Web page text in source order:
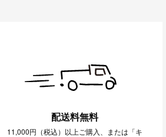
配送料無料
11,000円（税込）以上ご購入、または「キ